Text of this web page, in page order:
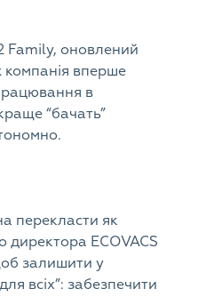
Family, оновлений
компанія вперше
в
“бачать”
перекласти як
директора ECOVACS
залишити у
всіх”: забезпечити